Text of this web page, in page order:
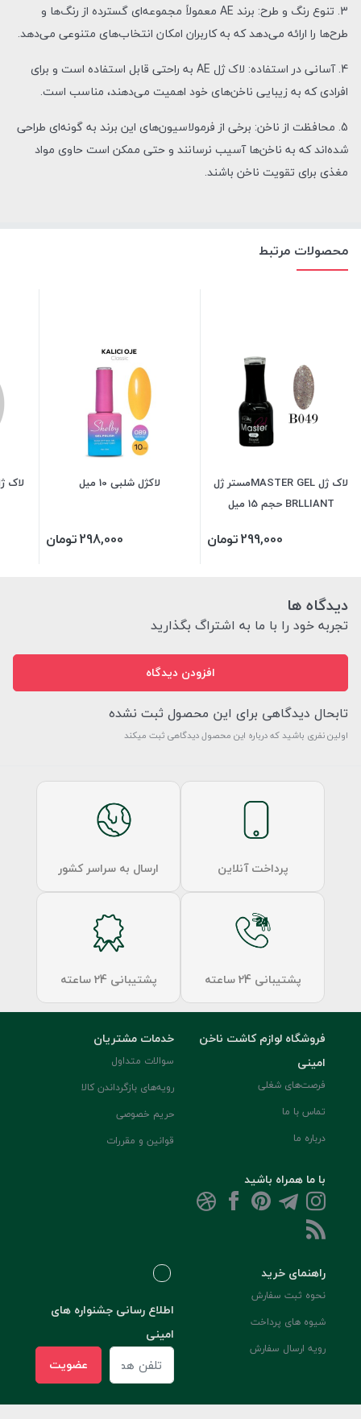
3. تنوع رنگ و طرح: برند AE معمولاً مجموعه‌ای گسترده از رنگ‌ها و
طرح‌ها را ارائه می‌دهد که به کاربران امکان انتخاب‌های متنوعی می‌دهد.
4. آسانی در استفاده: لاک ژل AE به راحتی قابل استفاده است و برای
افرادی که به زیبایی ناخن‌های خود اهمیت می‌دهند، مناسب است.
5. محافظت از ناخن: برخی از فرمولاسیون‌های این برند به گونه‌ای طراحی
شده‌اند که به ناخن‌ها آسیب نرسانند و حتی ممکن است حاوی مواد
مغذی برای تقویت ناخن باشند.
محصولات مرتبط
لاک ژل MASTER GELمستر ژل
BRLLIANT حجم 15 میل
299,000تومان
لاکژل شلبی 10 میل
298,000تومان
دیدگاه ها
تجربه خود را با ما به اشتراگ بگذارید
افزودن دیدگاه
تابحال دیدگاهی برای این محصول ثبت نشده
اولین نفری باشید که درباره این محصول دیدگاهی ثبت میکند
پرداخت آنلاین ارسال به سراسر کشور
پشتیبانی 24 ساعته پشتیبانی 24 ساعته
فروشگاه لوازم کاشت ناخن
امینی
فرصت‌های شغلی
تماس با ما
درباره ما
با ما همراه باشید
خدمات مشتریان
سوالات متداول
رویه‌های بازگرداندن کالا
حریم خصوصی
قوانین و مقررات
راهنمای خرید
نحوه ثبت سفارش
شیوه های پرداخت
رویه ارسال سفارش
اطلاع رسانی جشنواره های
امینی
عضویت